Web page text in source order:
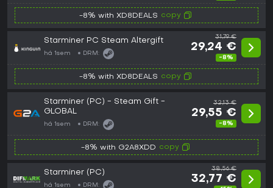
-8% with XD8DEALS copy
Starminer PC Steam Altergift
há 1sem DRM:
31,79 €
29,24 €
-8%
-8% with XD8DEALS copy
Starminer (PC) - Steam Gift -
GLOBAL
há 1sem DRM:
32,13 €
29,55 €
-8%
-8% with G2A8XDD copy
Starminer (PC)
há 1sem DRM:
38,56 €
32,77 €